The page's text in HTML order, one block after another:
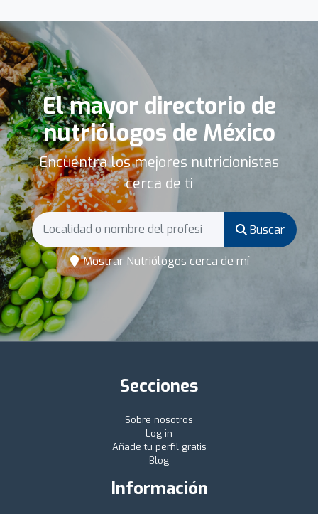
El mayor directorio de
nutriólogos de México
Encuentra los mejores nutricionistas
cerca de ti
Buscar
Mostrar Nutriólogos cerca de mí
Secciones
Sobre nosotros
Log in
Añade tu perfil gratis
Blog
Información